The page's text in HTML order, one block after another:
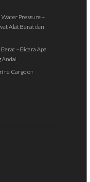
Pressure –
Alat Berat dan
– Bicara Apa
Andal
Cargoon